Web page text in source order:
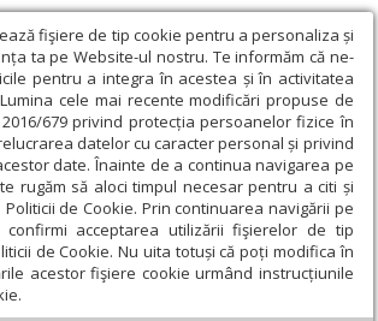
fişiere de tip cookie pentru a personaliza și
ta pe Website-ul nostru. Te informăm că ne-
pentru a integra în acestea și în activitatea
cele mai recente modificări propuse de
2016/679 privind protecția persoanelor fizice în
datelor cu caracter personal și privind
date. Înainte de a continua navigarea pe
rugăm să aloci timpul necesar pentru a citi și
de Cookie. Prin continuarea navigării pe
confirmi acceptarea utilizării fişierelor de tip
de Cookie. Nu uita totuși că poți modifica în
acestor fişiere cookie urmând instrucțiunile
religioasă › Știri › Duminica Sfinţilor
II
Români în Parohia